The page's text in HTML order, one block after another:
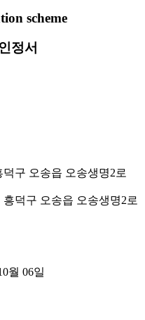
scheme
정서
구 오송읍 오송생명2로
덕구 오송읍 오송생명2로
월 06일